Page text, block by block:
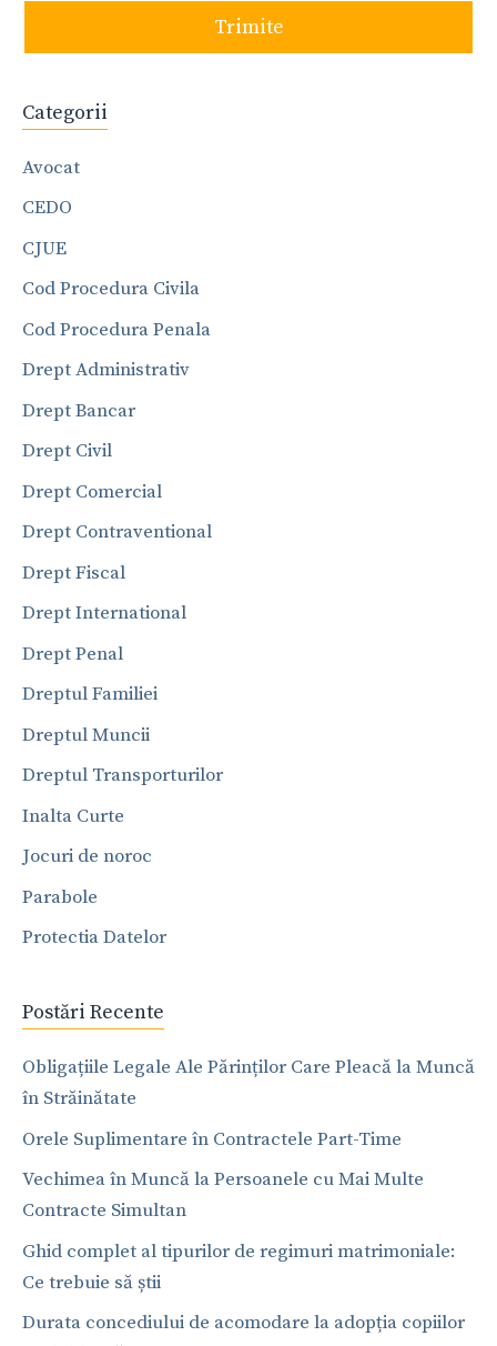
Trimite
Categorii
Avocat
CEDO
CJUE
Cod Procedura Civila
Cod Procedura Penala
Drept Administrativ
Drept Bancar
Drept Civil
Drept Comercial
Drept Contraventional
Drept Fiscal
Drept International
Drept Penal
Dreptul Familiei
Dreptul Muncii
Dreptul Transporturilor
Inalta Curte
Jocuri de noroc
Parabole
Protectia Datelor
Postări Recente
Obligațiile Legale Ale Părinților Care Pleacă la Muncă
în Străinătate
Orele Suplimentare în Contractele Part-Time
Vechimea în Muncă la Persoanele cu Mai Multe
Contracte Simultan
Ghid complet al tipurilor de regimuri matrimoniale:
Ce trebuie să știi
Durata concediului de acomodare la adopția copiilor